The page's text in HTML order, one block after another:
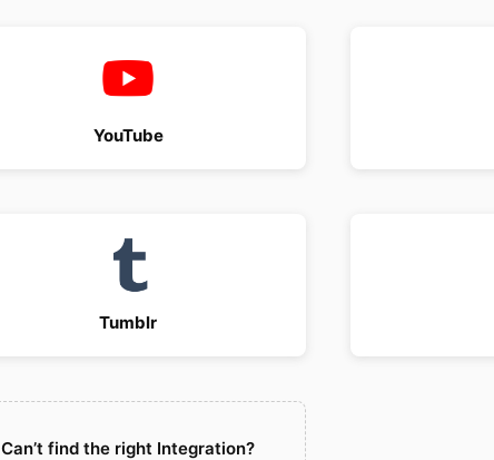
YouTube
Tumblr
Can’t find the right Integration?